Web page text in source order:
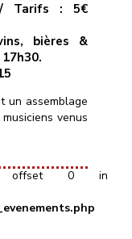
Tarifs : 5€
bières &
un assemblage
venus
de mettre en
de titres pop
rythmes
AC/DC, …) et
Myles, Murray
offset 0 in